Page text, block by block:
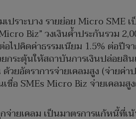
ปราะบาง รายย่อย Micro SME
Biz” วงเงินค้ำประกันรวม
ปคิดค่าธรรมเนียม 1.5% ต่อปีจ
กระตุ้นให้สถาบันการเงินปล่อยสิ
ยอัตราการจ่ายเคลมสูง (จ่ายค่
ชื่อ SMEs Micro Biz จ่ายเคลม
ายเคลม เป็นมาตรการแก้หนี้ที่เ